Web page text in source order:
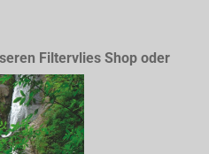
Filtervlies Shop oder